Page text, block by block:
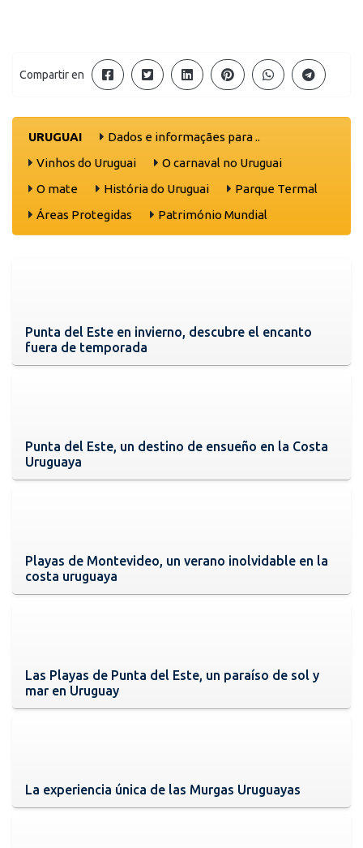
Compartir en
URUGUAI
Dados e informaçães para ..
Vinhos do Uruguai
O carnaval no Uruguai
O mate
História do Uruguai
Parque Termal
Áreas Protegidas
Património Mundial
Punta del Este en invierno, descubre el encanto
fuera de temporada
Punta del Este, un destino de ensueño en la Costa
Uruguaya
Playas de Montevideo, un verano inolvidable en la
costa uruguaya
Las Playas de Punta del Este, un paraíso de sol y
mar en Uruguay
La experiencia única de las Murgas Uruguayas